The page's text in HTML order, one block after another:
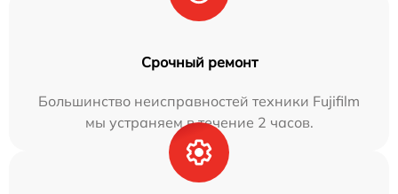
Срочный ремонт
Большинство неисправностей техники Fujifilm
мы устраняем в течение 2 часов.